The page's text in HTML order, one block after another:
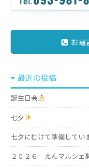
お電
最近の投稿
誕生日会
七夕
七夕にむけて準備してい
２０２６ えんマルシェ